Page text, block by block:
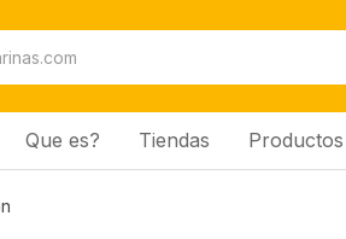
Que es? Tiendas Productos